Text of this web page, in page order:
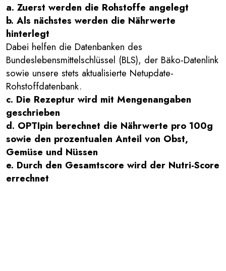
a. Zuerst werden die Rohstoffe angelegt
b. Als nächstes werden die Nährwerte
hinterlegt
Dabei helfen die Datenbanken des
Bundeslebensmittelschlüssel (BLS), der Bäko-Datenlink
sowie unsere stets aktualisierte Netupdate-
Rohstoffdatenbank.
c. Die Rezeptur wird mit Mengenangaben
geschrieben
d. OPTIpin berechnet die Nährwerte pro 100g
sowie den prozentualen Anteil von Obst,
Gemüse und Nüssen
e. Durch den Gesamtscore wird der Nutri-Score
errechnet